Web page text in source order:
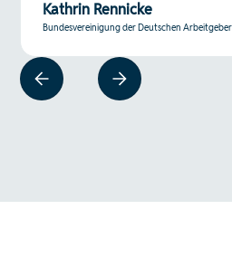
Stefan Dieng
Hügli Nahrungsmittel GmbH
Slide 3 of 4.